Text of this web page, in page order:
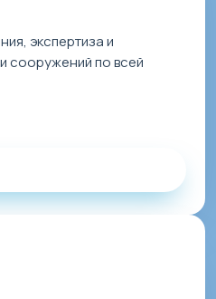
экспертиза и
сооружений по всей